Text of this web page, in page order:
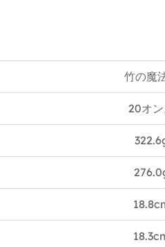
外出補給ニーズに最適です。
テクスチャーと仕上げを保存すること
ステンレス鋼と竹のコンポーネント
の上に置いたりしないでください。
温水、軽度の洗剤、柔らかいブラシ
ユーザーA：「このタンブラーのデザ
竹の魔
20オン